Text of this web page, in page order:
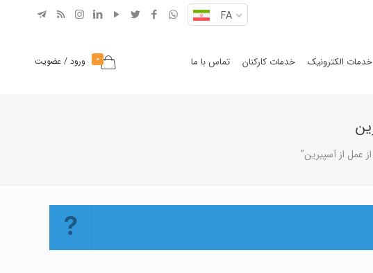
FA
خدمات الکترونیک خدمات کارکنان تماس با ما 0 ورود / عضویت